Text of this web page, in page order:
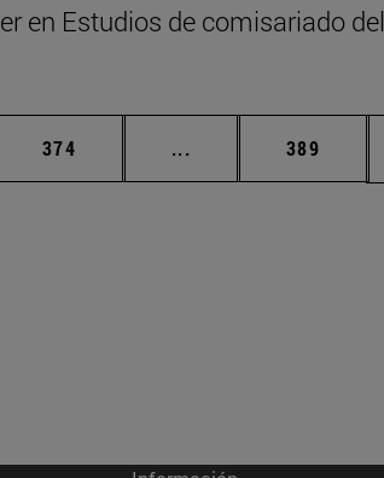
en Estudios de comisariado del
Página
374 ... Páginas intermedias
Página
389